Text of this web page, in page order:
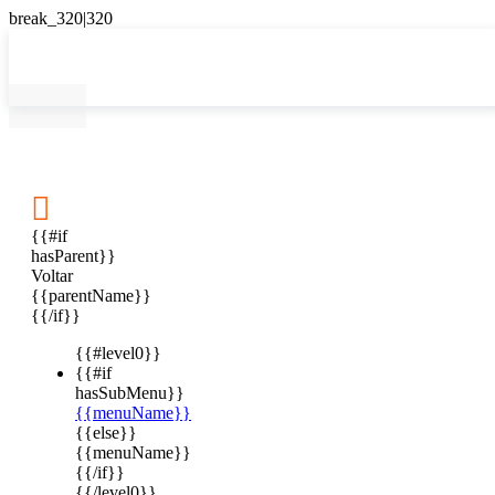

{{#if
hasParent}}
Voltar
{{parentName}}
{{/if}}
{{#level0}}
{{#if
hasSubMenu}}
{{menuName}}
{{else}}
{{menuName}}
{{/if}}